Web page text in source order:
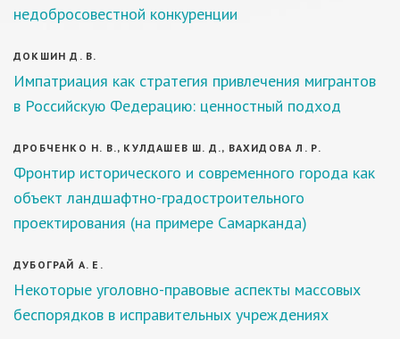
недобросовестной конкуренции
ДОКШИН Д. В.
Импатриация как стратегия привлечения мигрантов
в Российскую Федерацию: ценностный подход
ДРОБЧЕНКО Н. В., КУЛДАШЕВ Ш. Д., ВАХИДОВА Л. Р.
Фронтир исторического и современного города как
объект ландшафтно-градостроительного
проектирования (на примере Самарканда)
ДУБОГРАЙ А. Е.
Некоторые уголовно-правовые аспекты массовых
беспорядков в исправительных учреждениях